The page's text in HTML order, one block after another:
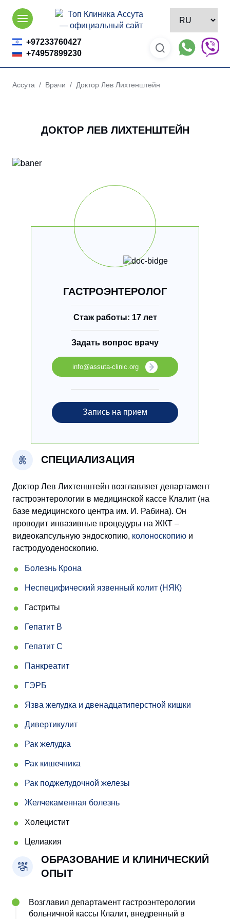
Skip
content
+97233760427
+74957899230
Ассута / Врачи / Доктор Лев Лихтенштейн
ДОКТОР ЛЕВ ЛИХТЕНШТЕЙН
СПЕЦИАЛИЗАЦИЯ
Доктор Лев Лихтенштейн возглавляет департамент
гастроэнтерологии в медицинской кассе Клалит (на
базе медицинского центра им. И. Рабина). Он
проводит инвазивные процедуры на ЖКТ –
видеокапсульную эндоскопию, колоноскопию и
гастродуоденоскопию.
Болезнь Крона
Неспецифический язвенный колит (НЯК)
Гастриты
Гепатит В
Гепатит С
Панкреатит
ГЭРБ
Язва желудка и двенадцатиперстной кишки
Дивертикулит
Рак желудка
Рак кишечника
Рак поджелудочной железы
Желчекаменная болезнь
Холецистит
Целиакия
ОБРАЗОВАНИЕ И КЛИНИЧЕСКИЙ
ОПЫТ
Возглавил департамент гастроэнтерологии
больничной кассы Клалит, внедренный в
ГАСТРОЭНТЕРОЛОГ
Стаж работы: 17 лет
Задать вопрос врачу
info@assuta-clinic.org
Запись на прием